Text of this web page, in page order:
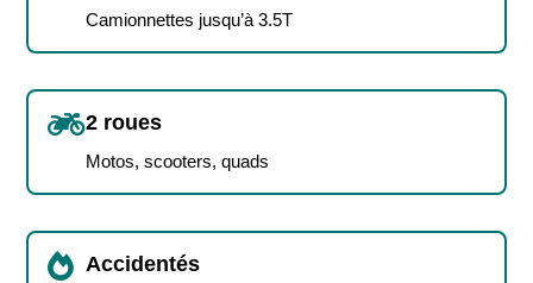
Camionnettes jusqu’à 3.5T
2 roues
Motos, scooters, quads
 Accidentés